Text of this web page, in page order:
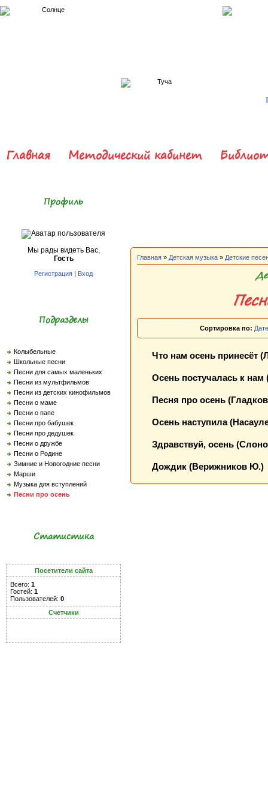
Главная Методический кабинет
Профиль
Мы рады видеть Вас,
Гость
Регистрация | Вход
Подразделы
Колыбельные
Школьные песни
Песни для самых маленьких
Песни из мультфильмов
Песни из детских кинофильмов
Песни о маме
Песни о папе
Песни про бабушек
Песни про дедушек
Песни о дружбе
Песни о Родине
Зимние и Новогодние песни
Марши
Музыка для вступлений
Песни про осень
Статистика
Посетители сайта
Всего: 1
Гостей: 1
Пользователей: 0
Счетчики
Главная » Детская музыка » Детские
Сортировка по: Дате
Что нам осень принесёт
Осень постучалась к
Песня про осень
Осень наступила
Здравствуй, осень
Дождик (Верижников Ю.)